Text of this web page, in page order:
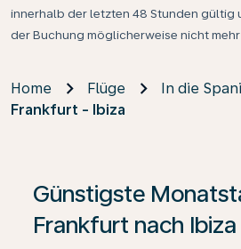
innerhalb der letzten 48 Stunden gültig
der Buchung möglicherweise nicht
Home Flüge
In die
Frankfurt - Ibiza
Günstigste
Frankfurt nach Ibiza